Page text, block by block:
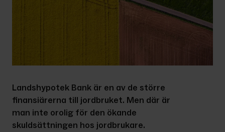
Landshypotek Bank är en av de större
finansiärerna till jordbruket. Men där är
man inte orolig för den ökande
skuldsättningen hos jordbrukare.